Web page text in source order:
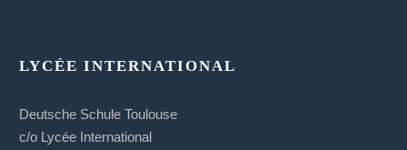
LYCÉE INTERNATIONAL
Deutsche Schule Toulouse
c/o Lycée International